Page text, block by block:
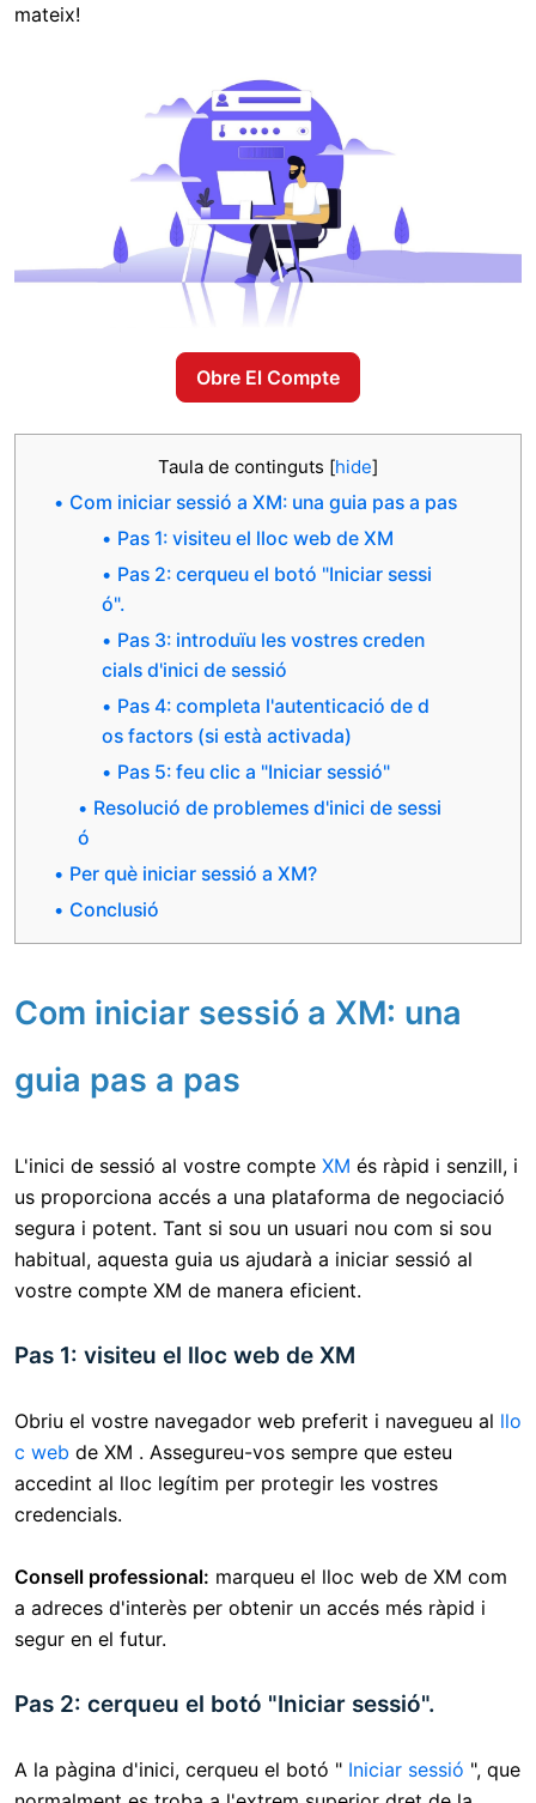
mateix!
Obre El Compte
Taula de continguts [hide]
Com iniciar sessió a XM: una guia pas a pas
Pas 1: visiteu el lloc web de XM
Pas 2: cerqueu el botó "Iniciar sessi
ó".
Pas 3: introduïu les vostres creden
cials d'inici de sessió
Pas 4: completa l'autenticació de d
os factors (si està activada)
Pas 5: feu clic a "Iniciar sessió"
Resolució de problemes d'inici de sessi
ó
Per què iniciar sessió a XM?
Conclusió
Com iniciar sessió a XM: una
guia pas a pas
L'inici de sessió al vostre compte XM és ràpid i senzill, i
us proporciona accés a una plataforma de negociació
segura i potent. Tant si sou un usuari nou com si sou
habitual, aquesta guia us ajudarà a iniciar sessió al
vostre compte XM de manera eficient.
Pas 1: visiteu el lloc web de XM
Obriu el vostre navegador web preferit i navegueu al llo
c web de XM . Assegureu-vos sempre que esteu
accedint al lloc legítim per protegir les vostres
credencials.
Consell professional: marqueu el lloc web de XM com
a adreces d'interès per obtenir un accés més ràpid i
segur en el futur.
Pas 2: cerqueu el botó "Iniciar sessió".
A la pàgina d'inici, cerqueu el botó " Iniciar sessió ", que